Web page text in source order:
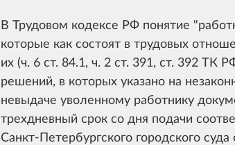
В Трудовом кодексе РФ понятие
которые как состоят в трудовых
их (ч. 6 ст. 84.1, ч. 2 ст. 391, ст. 392
решений, в которых указано на
невыдаче уволенному работнику
трехдневный срок со дня подачи
Санкт-Петербургского городского